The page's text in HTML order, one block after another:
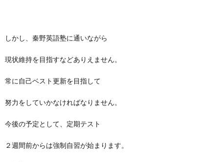
しかし、秦野英語塾に通いながら
現状維持を目指すなどありえません。
常に自己ベスト更新を目指して
努力をしていかなければなりません。
今後の予定として、定期テスト
２週間前からは強制自習が始まります。